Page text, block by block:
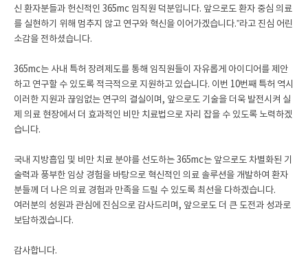
신 환자분들과 헌신적인 365mc 임직원 덕분입니다. 앞으로도 환자 중심 의료
를 실현하기 위해 멈추지 않고 연구와 혁신을 이어가겠습니다.”라고 진심 어린
소감을 전하셨습니다.
365mc는 사내 특허 장려제도를 통해 임직원들이 자유롭게 아이디어를 제안
하고 연구할 수 있도록 적극적으로 지원하고 있습니다. 이번 10번째 특허 역시
이러한 지원과 끊임없는 연구의 결실이며, 앞으로도 기술을 더욱 발전시켜 실
제 의료 현장에서 더 효과적인 비만 치료법으로 자리 잡을 수 있도록 노력하겠
습니다.
국내 지방흡입 및 비만 치료 분야를 선도하는 365mc는 앞으로도 차별화된 기
술력과 풍부한 임상 경험을 바탕으로 혁신적인 의료 솔루션을 개발하여 환자
분들께 더 나은 의료 경험과 만족을 드릴 수 있도록 최선을 다하겠습니다.
여러분의 성원과 관심에 진심으로 감사드리며, 앞으로도 더 큰 도전과 성과로
보답하겠습니다.
감사합니다.